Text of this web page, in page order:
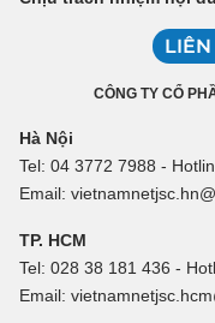
CÔNG TY CỔ
Hà Nội
Tel: 04 3772 7988 -
Email:
TP. HCM
Tel: 028 38 181 436 -
Email: